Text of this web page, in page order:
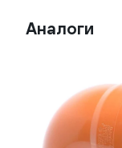
Аналоги